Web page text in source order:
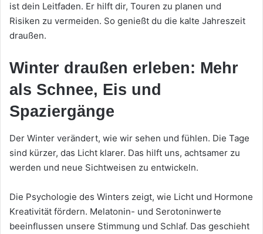
ist dein Leitfaden. Er hilft dir, Touren zu planen und
Risiken zu vermeiden. So genießt du die kalte Jahreszeit
draußen.
Winter draußen erleben: Mehr
als Schnee, Eis und
Spaziergänge
Der Winter verändert, wie wir sehen und fühlen. Die Tage
sind kürzer, das Licht klarer. Das hilft uns, achtsamer zu
werden und neue Sichtweisen zu entwickeln.
Die Psychologie des Winters zeigt, wie Licht und Hormone
Kreativität fördern. Melatonin- und Serotoninwerte
beeinflussen unsere Stimmung und Schlaf. Das geschieht